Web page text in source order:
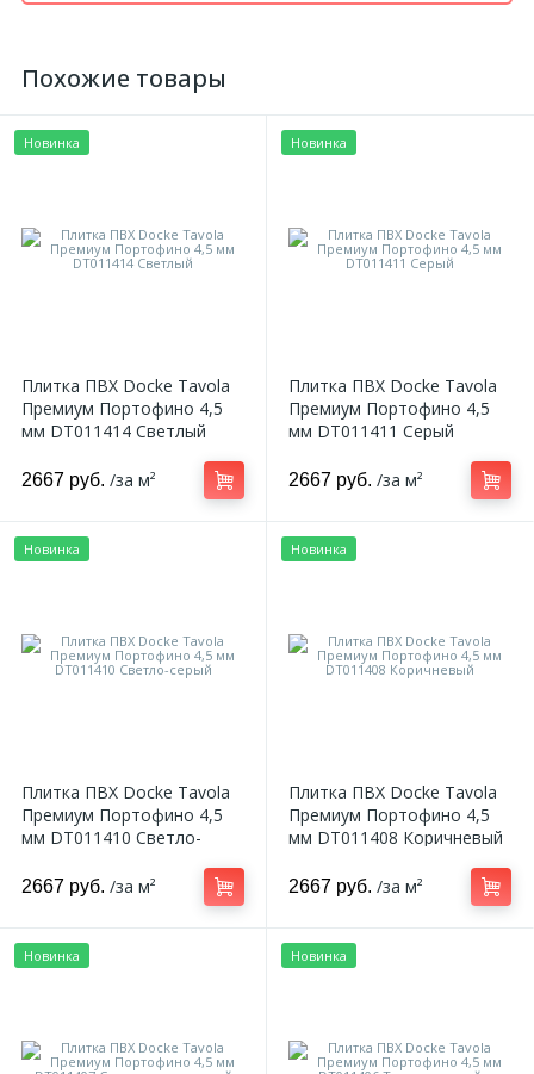
Похожие товары
Новинка
Плитка ПВХ Docke Tavola
Премиум Портофино 4,5
мм DT011414 Светлый
2667 руб. /за м²
Новинка
Плитка ПВХ Docke Tavola
Премиум Портофино 4,5
мм DT011411 Серый
2667 руб. /за м²
Новинка
Плитка ПВХ Docke Tavola
Премиум Портофино 4,5
мм DT011410 Светло-
2667 руб. /за м²
Новинка
Плитка ПВХ Docke Tavola
Премиум Портофино 4,5
мм DT011408 Коричневый
2667 руб. /за м²
Новинка Новинка